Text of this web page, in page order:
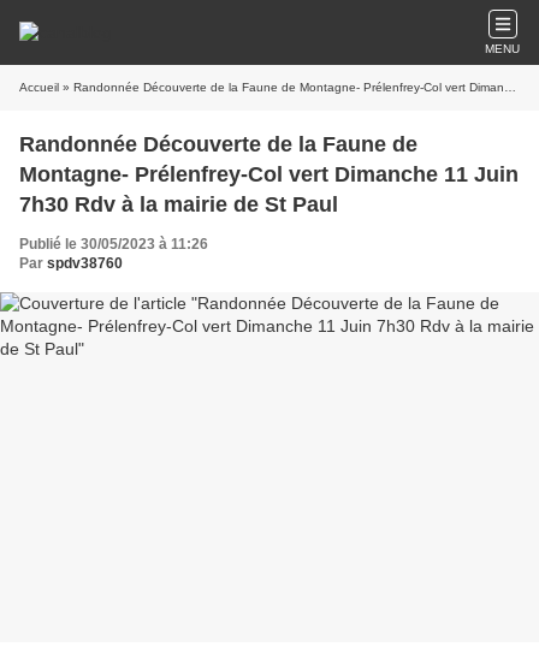
MENU
Accueil » Randonnée Découverte de la Faune de Montagne- Prélenfrey-Col vert Dimanche 11 Juin 7h30 Rdv à la mairie de St Paul
Randonnée Découverte de la Faune de
Montagne- Prélenfrey-Col vert Dimanche 11 Juin
7h30 Rdv à la mairie de St Paul
Publié le 30/05/2023 à 11:26
Par spdv38760